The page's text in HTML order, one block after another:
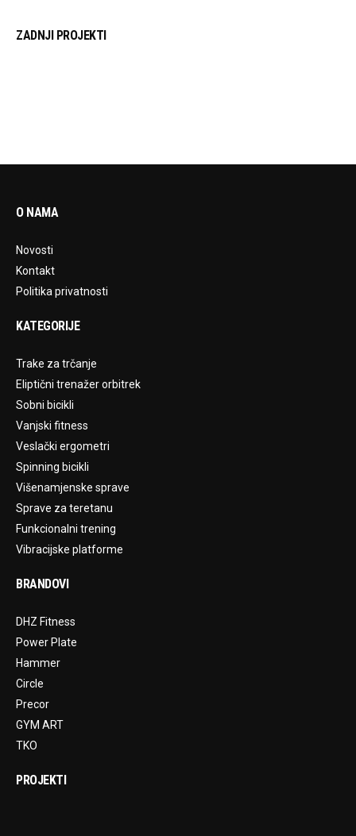
ZADNJI PROJEKTI
O NAMA
Novosti
Kontakt
Politika privatnosti
KATEGORIJE
Trake za trčanje
Eliptični trenažer orbitrek
Sobni bicikli
Vanjski fitness
Veslački ergometri
Spinning bicikli
Višenamjenske sprave
Sprave za teretanu
Funkcionalni trening
Vibracijske platforme
BRANDOVI
DHZ Fitness
Power Plate
Hammer
Circle
Precor
GYM ART
TKO
PROJEKTI